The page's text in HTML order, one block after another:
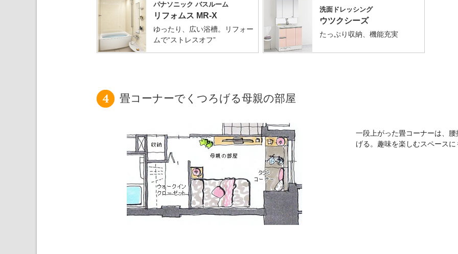
パナソニック バスルーム
リフォムス MR-X
ゆったり、広い浴槽。リフォー
ムで“ストレスオフ”
洗面ドレッシング
ウツクシーズ
たっぷり収納、機能充実
畳コーナーでくつろげる母親の部屋
一段上がった畳コーナーは、
げる。趣味を楽しむスペースに